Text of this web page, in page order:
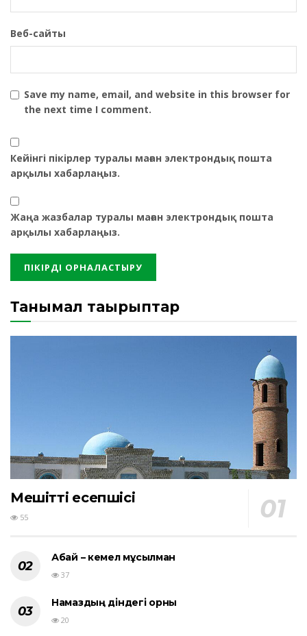
Веб-сайты
Save my name, email, and website in this browser for
the next time I comment.
Кейінгі пікірлер туралы маған электрондық пошта
арқылы хабарлаңыз.
Жаңа жазбалар туралы маған электрондық пошта
арқылы хабарлаңыз.
Танымал тақырыптар
Мешіттің есепшісі
55
Абай – кемел мұсылман
37
Намаздың діндегі орны
20